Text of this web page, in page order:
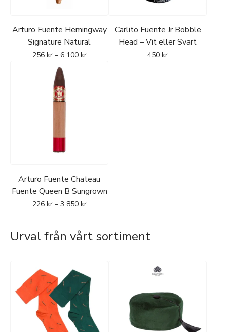
Arturo Fuente Hemingway
Signature Natural
256 kr – 6 100 kr
Carlito Fuente Jr Bobble
Head – Vit eller Svart
450 kr
Arturo Fuente Chateau
Fuente Queen B Sungrown
226 kr – 3 850 kr
Urval från vårt sortiment